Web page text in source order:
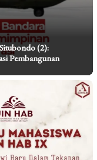
(2):
Pembangunan